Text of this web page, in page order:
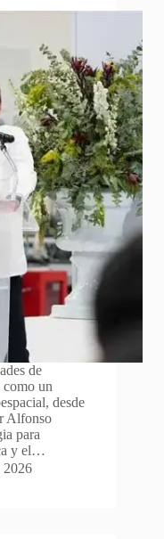
de
como un
desde
Alfonso
para
y el…
2026